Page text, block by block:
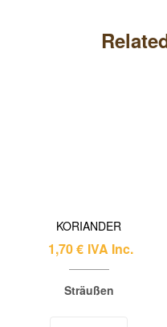
KORIANDER
1,70€ IVA Inc.
Sträußen